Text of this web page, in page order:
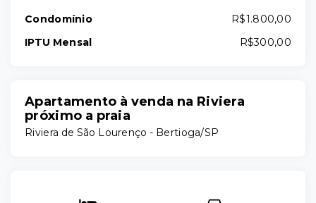
Condomínio
R$1.800,00
IPTU Mensal
R$300,00
Apartamento à venda na Riviera
próximo a praia
Riviera de São Lourenço - Bertioga/SP